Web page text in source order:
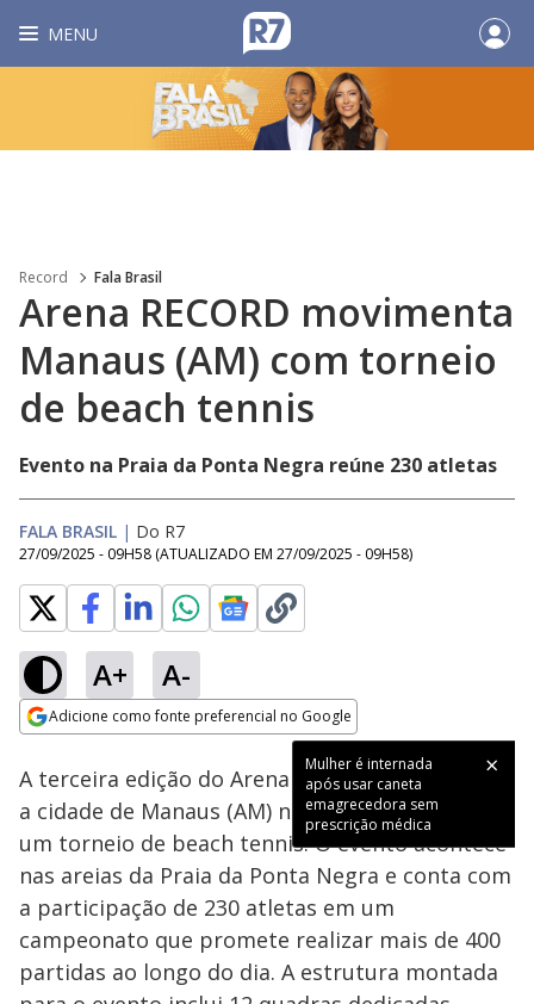
MENU
Record Fala Brasil
Arena RECORD movimenta
Manaus (AM) com torneio
de beach tennis
Evento na Praia da Ponta Negra reúne 230 atletas
FALA BRASIL | Do R7
27/09/2025 - 09H58 (ATUALIZADO EM 27/09/2025 - 09H58)
A+ A-
Adicione como fonte preferencial no Google
Mulher é internada
após usar caneta
emagrecedora sem
prescrição médica
Ativar
Loaded
69.34%
A terceira edição do Arena RECORD movimenta
a cidade de Manaus (AM) neste sábado (27) com
um torneio de beach tennis. O evento acontece
nas areias da Praia da Ponta Negra e conta com
a participação de 230 atletas em um
campeonato que promete realizar mais de 400
partidas ao longo do dia. A estrutura montada